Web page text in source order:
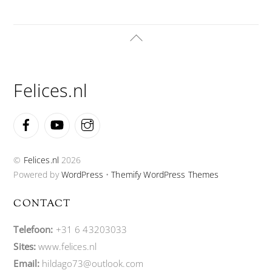
Back
Felices.nl
FacebookYouTube
© Felices.nl 2026
Powered byWordPress •Themify WordPress Themes
CONTACT
Telefoon: +31 6 43203033
Sites: www.felices.nl
Email: hildago73@outlook.com